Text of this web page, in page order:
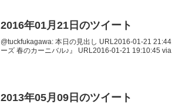
2016年01月21日のツイート
@tuckfukagawa: 本日の見出し URL2016-01-21
ーズ 春のカーニバル♪』 URL2016-01-21 19:10:45
2013年05月09日のツイート